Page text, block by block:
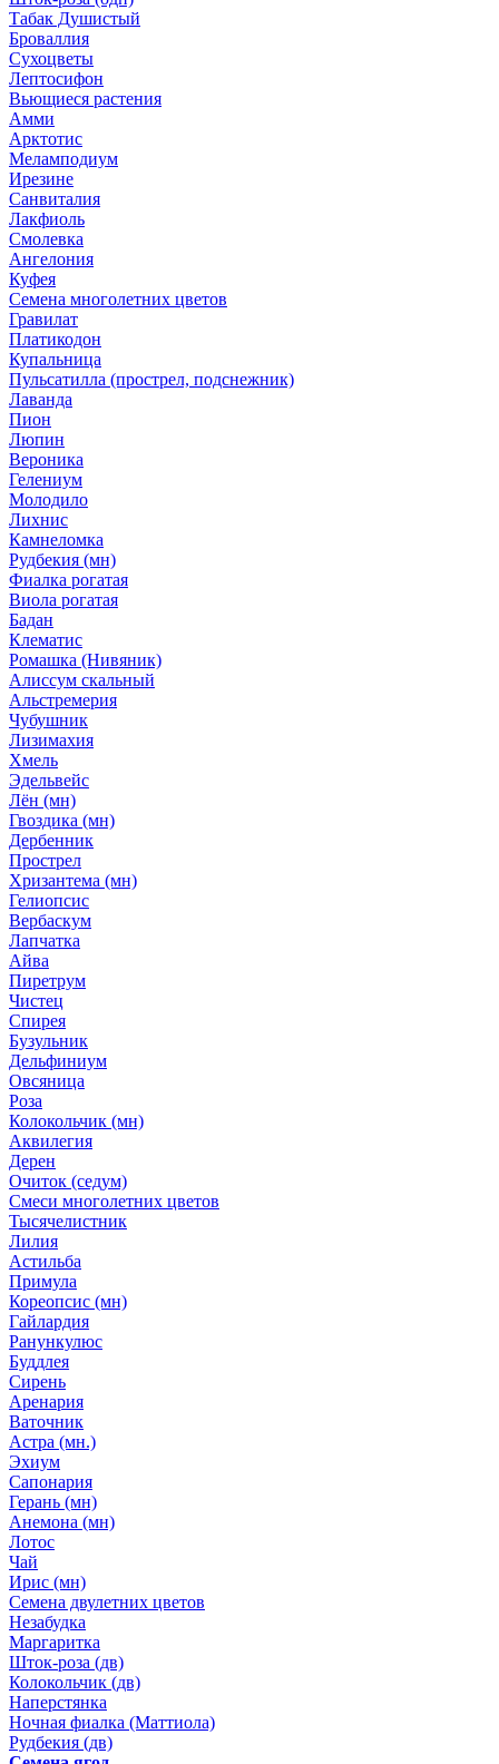
Табак Душистый
Броваллия
Сухоцветы
Лептосифон
Вьющиеся растения
Амми
Арктотис
Меламподиум
Ирезине
Санвиталия
Лакфиоль
Смолевка
Ангелония
Куфея
Семена многолетних цветов
Гравилат
Платикодон
Купальница
Пульсатилла (прострел, подснежник)
Лаванда
Пион
Люпин
Вероника
Гелениум
Молодило
Лихнис
Камнеломка
Рудбекия (мн)
Фиалка рогатая
Виола рогатая
Бадан
Клематис
Ромашка (Нивяник)
Алиссум скальный
Альстремерия
Чубушник
Лизимахия
Хмель
Эдельвейс
Лён (мн)
Гвоздика (мн)
Дербенник
Прострел
Хризантема (мн)
Гелиопсис
Вербаскум
Лапчатка
Айва
Пиретрум
Чистец
Спирея
Бузульник
Дельфиниум
Овсяница
Роза
Колокольчик (мн)
Аквилегия
Дерен
Очиток (седум)
Смеси многолетних цветов
Тысячелистник
Лилия
Астильба
Примула
Кореопсис (мн)
Гайлардия
Ранункулюс
Буддлея
Сирень
Аренария
Ваточник
Астра (мн.)
Эхиум
Сапонария
Герань (мн)
Анемона (мн)
Лотос
Чай
Ирис (мн)
Семена двулетних цветов
Незабудка
Маргаритка
Шток-роза (дв)
Колокольчик (дв)
Наперстянка
Ночная фиалка (Маттиола)
Рудбекия (дв)